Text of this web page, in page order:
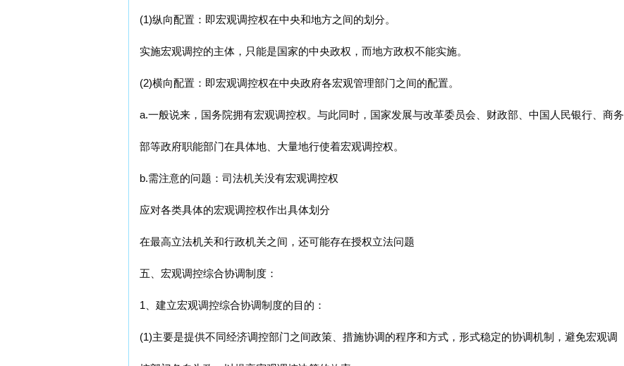
(1)纵向配置：即宏观调控权在中央和地方之间的划分。
实施宏观调控的主体，只能是国家的中央政权，而地方政权不能实施。
(2)横向配置：即宏观调控权在中央政府各宏观管理部门之间的配置。
a.一般说来，国务院拥有宏观调控权。与此同时，国家发展与改革委员会、财政部、中国人民银行、商务
部等政府职能部门在具体地、大量地行使着宏观调控权。
b.需注意的问题：司法机关没有宏观调控权
应对各类具体的宏观调控权作出具体划分
在最高立法机关和行政机关之间，还可能存在授权立法问题
五、宏观调控综合协调制度：
1、建立宏观调控综合协调制度的目的：
(1)主要是提供不同经济调控部门之间政策、措施协调的程序和方式，形式稳定的协调机制，避免宏观调